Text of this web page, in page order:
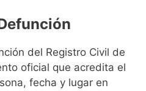
del Registro Civil de
oficial que acredita el
fecha y lugar en